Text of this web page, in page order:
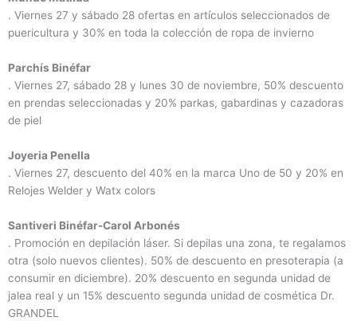
. Viernes 27 y sábado 28 ofertas en artículos seleccionados de
puericultura y 30% en toda la colección de ropa de invierno
Parchís Binéfar
. Viernes 27, sábado 28 y lunes 30 de noviembre, 50% descuento
en prendas seleccionadas y 20% parkas, gabardinas y cazadoras
de piel
Joyeria Penella
. Viernes 27, descuento del 40% en la marca Uno de 50 y 20% en
Relojes Welder y Watx colors
Santiveri Binéfar-Carol Arbonés
. Promoción en depilación láser. Si depilas una zona, te regalamos
otra (solo nuevos clientes). 50% de descuento en presoterapia (a
consumir en diciembre). 20% descuento en segunda unidad de
jalea real y un 15% descuento segunda unidad de cosmética Dr.
GRANDEL